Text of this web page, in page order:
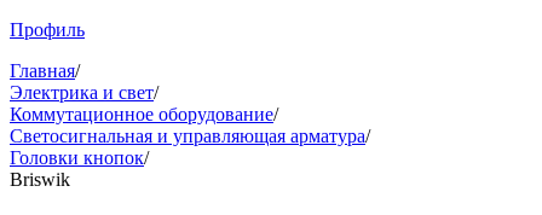
Профиль
Главная/
Электрика и свет/
Коммутационное оборудование/
Светосигнальная и управляющая арматура/
Головки кнопок/
Briswik